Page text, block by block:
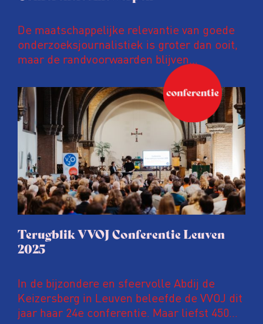
De maatschappelijke relevantie van goede
onderzoeksjournalistiek is groter dan ooit,
maar de randvoorwaarden blijven
kwetsbaar. Tijdens de komende VVOJ
Conferentie duiken we in De
ongemakkelijke werkelijkheid: een eerlijke
en urgente blik op de staat van ons vak.
Terugblik VVOJ Conferentie Leuven
2025
In de bijzondere en sfeervolle Abdij de
Keizersberg in Leuven beleefde de VVOJ dit
jaar haar 24e conferentie. Maar liefst 450